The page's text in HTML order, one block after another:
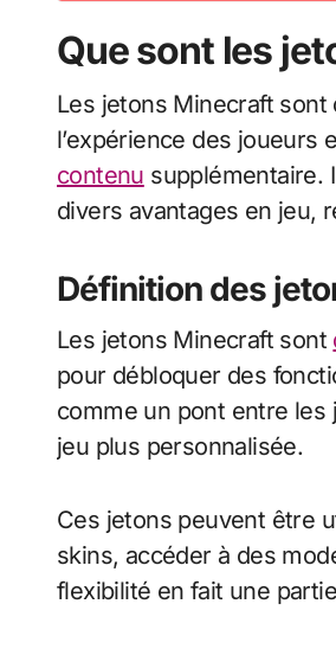
Que sont les
Les jetons Minecraft
l’expérience des joueurs
contenu supplémentaire.
divers avantages en jeu,
Définition des
Les jetons Minecraft sont
pour débloquer des
comme un pont entre
jeu plus personnalisée.
Ces jetons peuvent être
skins, accéder à des
flexibilité en fait une